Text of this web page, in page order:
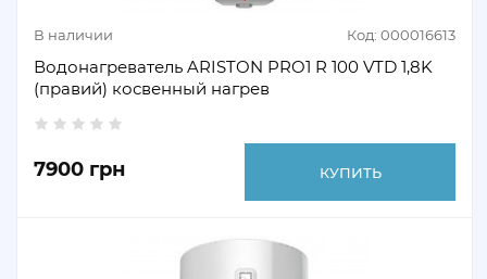
В наличии Код: 000016613
Водонагреватель ARISTON PRO1 R 100 VTD 1,8K
(правий) косвенный нагрев
7900 грн КУПИТЬ